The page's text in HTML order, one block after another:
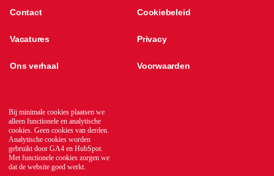
Bij minimale cookies plaatsen we
alleen functionele en analytische
cookies. Geen cookies van derden.
Analytische cookies worden
gebruikt door GA4 en HubSpot.
Met functionele cookies zorgen we
dat de website goed werkt.
Contact Cookiebeleid
Vacatures Privacy
Ons verhaal Voorwaarden
Global network